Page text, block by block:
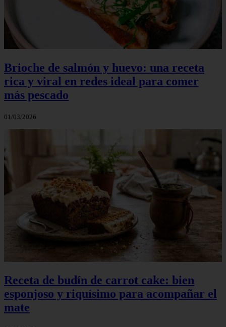
Brioche de salmón y huevo: una receta
rica y viral en redes ideal para comer
más pescado
01/03/2026
Receta de budín de carrot cake: bien
esponjoso y riquísimo para acompañar el
mate